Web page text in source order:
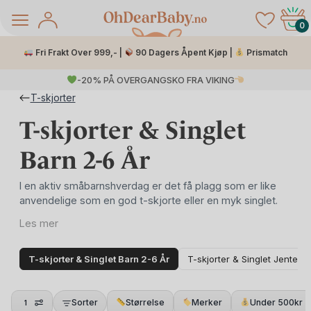
0
Fri Frakt Over 999,- | 90 Dagers Åpent Kjøp | Prismatch
-20% PÅ OVERGANGSKO FRA VIKING
Salg
T-skjorter
T-skjorter & Singlet
Barn 2-6 År
I en aktiv småbarnshverdag er det få plagg som er like
anvendelige som en god t-skjorte eller en myk singlet.
Hos OhDearBaby.no finner du et håndplukket utvalg av
kortermede overdeler i størrelse 92 til 128, for barn
som er myk, pustende og skånsom mot sensitiv hud, et
Les mer
T-skjorter & Singlet Barn 2-6 År T-skjorter & Singlet Jente
1 Sorter Størrelse Merker Under 500kr